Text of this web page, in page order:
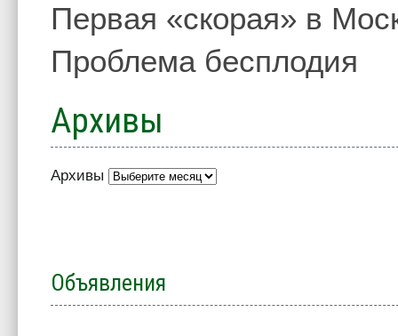
Первая «скорая» в
Проблема бесплодия
Архивы
Архивы
Объявления